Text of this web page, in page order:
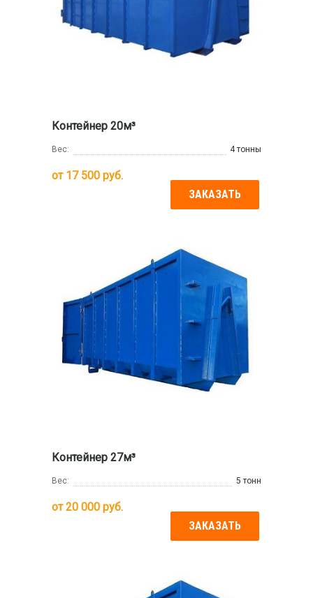
Контейнер 20м³
Вес: 4 тонны
от 17 500 руб.
ЗАКАЗАТЬ
Контейнер 27м³
Вес: 5 тонн
от20 000 руб.
ЗАКАЗАТЬ